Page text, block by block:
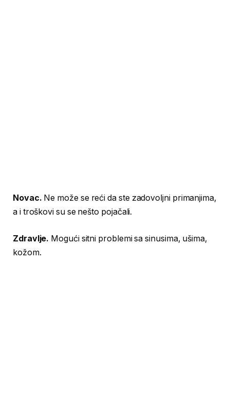
Novac. Ne može se reći da ste zadovoljni primanjima,
a i troškovi su se nešto pojačali.
Zdravlje. Mogući sitni problemi sa sinusima, ušima,
kožom.